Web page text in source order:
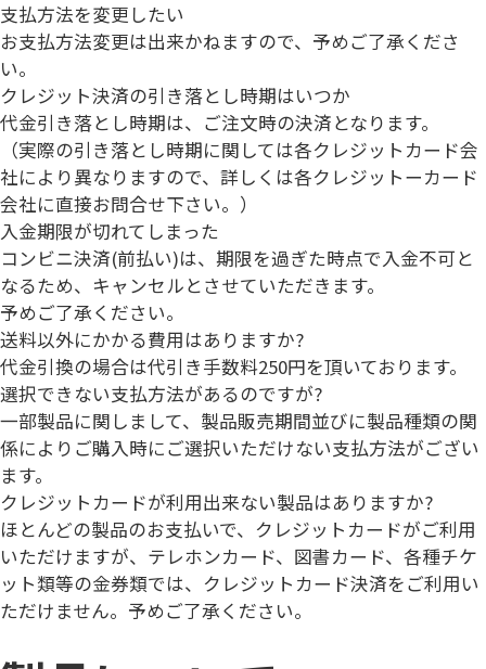
支払方法を変更したい
お支払方法変更は出来かねますので、予めご了承くださ
い。
クレジット決済の引き落とし時期はいつか
代金引き落とし時期は、ご注文時の決済となります。
（実際の引き落とし時期に関しては各クレジットカード会
社により異なりますので、詳しくは各クレジットーカード
会社に直接お問合せ下さい。）
入金期限が切れてしまった
コンビニ決済(前払い)は、期限を過ぎた時点で入金不可と
なるため、キャンセルとさせていただきます。
予めご了承ください。
送料以外にかかる費用はありますか?
代金引換の場合は代引き手数料250円を頂いております。
選択できない支払方法があるのですが?
一部製品に関しまして、製品販売期間並びに製品種類の関
係によりご購入時にご選択いただけない支払方法がござい
ます。
クレジットカードが利用出来ない製品はありますか?
ほとんどの製品のお支払いで、クレジットカードがご利用
いただけますが、テレホンカード、図書カード、各種チケ
ット類等の金券類では、クレジットカード決済をご利用い
ただけません。 予めご了承ください。